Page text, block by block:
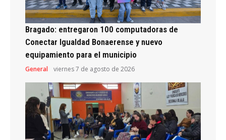
Bragado: entregaron 100 computadoras de
Conectar Igualdad Bonaerense y nuevo
equipamiento para el municipio
General viernes 7 de agosto de 2026